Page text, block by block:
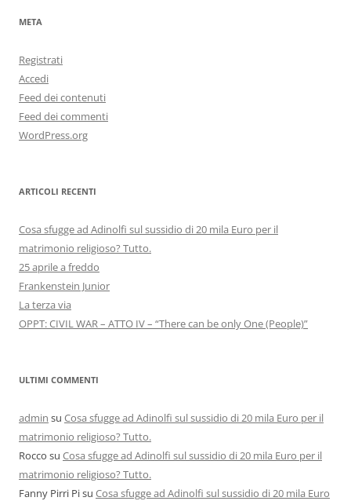
META
Registrati
Accedi
Feed dei contenuti
Feed dei commenti
WordPress.org
ARTICOLI RECENTI
Cosa sfugge ad Adinolfi sul sussidio di 20 mila Euro per il
matrimonio religioso? Tutto.
25 aprile a freddo
Frankenstein Junior
La terza via
OPPT: CIVIL WAR – ATTO IV – “There can be only One (People)”
ULTIMI COMMENTI
admin su Cosa sfugge ad Adinolfi sul sussidio di 20 mila Euro per il
matrimonio religioso? Tutto.
Rocco su Cosa sfugge ad Adinolfi sul sussidio di 20 mila Euro per il
matrimonio religioso? Tutto.
Fanny Pirri Pisu Cosa sfugge ad Adinolfi sul sussidio di 20 mila Euro